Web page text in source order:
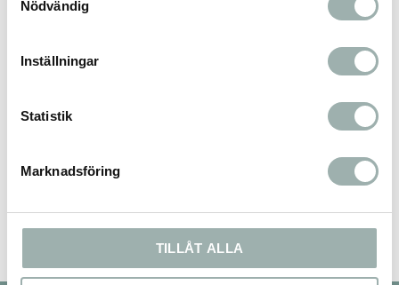
Nödvändig
Inställningar
Statistik
Marknadsföring
TILLÅT ALLA
Bli den första att lämna ett omdöme.